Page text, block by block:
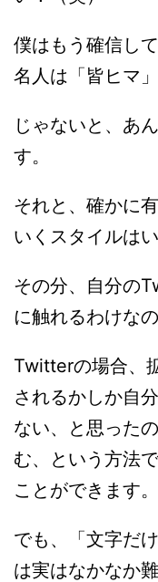
僕はもう確信し
名人は「皆ヒマ
じゃないと、あ
す。
それと、確かに
いくスタイルは
その分、自分の
に触れるわけなの
Twitterの場合、
されるかしか自
ない、と思った
む、という方法
ことができます。
でも、「文字だ
は実はなかなか難